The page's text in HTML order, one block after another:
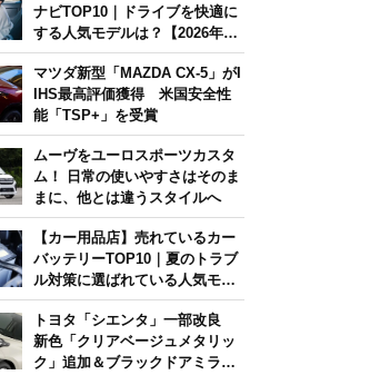
ナビTOP10｜ドライブを快適に
する人気モデルは？【2026年6
月版】
マツダ新型「MAZDA CX-5」がI
IHS最高評価獲得 米国安全性
能「TSP+」を受賞
ムーヴをユーロスポーツカスタ
ム！ 日常の使いやすさはそのま
まに、他とは違うスタイルへ
【カー用品店】売れているカー
バッテリーTOP10｜夏のトラブ
ル対策に選ばれている人気モデ
ルは？【2026年6月版】
トヨタ「シエンタ」一部改良
新色「クリアベージュメタリッ
ク」追加＆ブラックドアミラー